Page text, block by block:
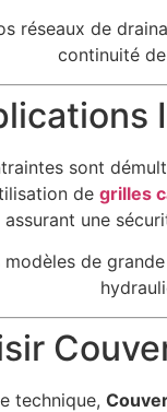
réseaux de
continuité
sont
de grilles
assurant une
de
technique,